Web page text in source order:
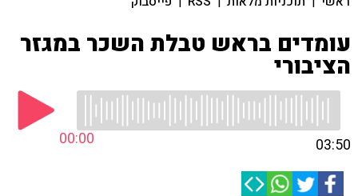
עומדים בראש טבלת השכר במגזר
הציבורי
00:00 03:50